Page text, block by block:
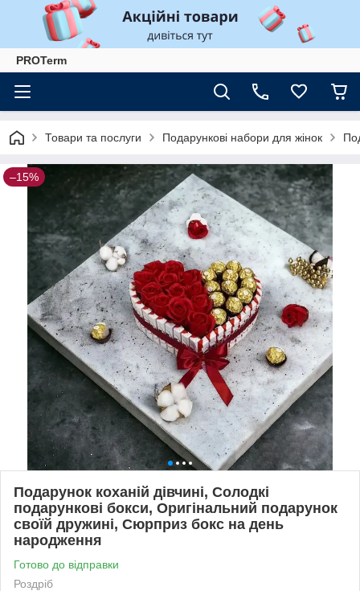
PROTerm
Товари та послуги Подарункові набори для жінок
–15%
Подарунок коханій дівчині, Солодкі
подарункові бокси, Оригінальний подарунок
своїй дружині, Сюрприз бокс на день
народження
Готово до відправки
Роздріб